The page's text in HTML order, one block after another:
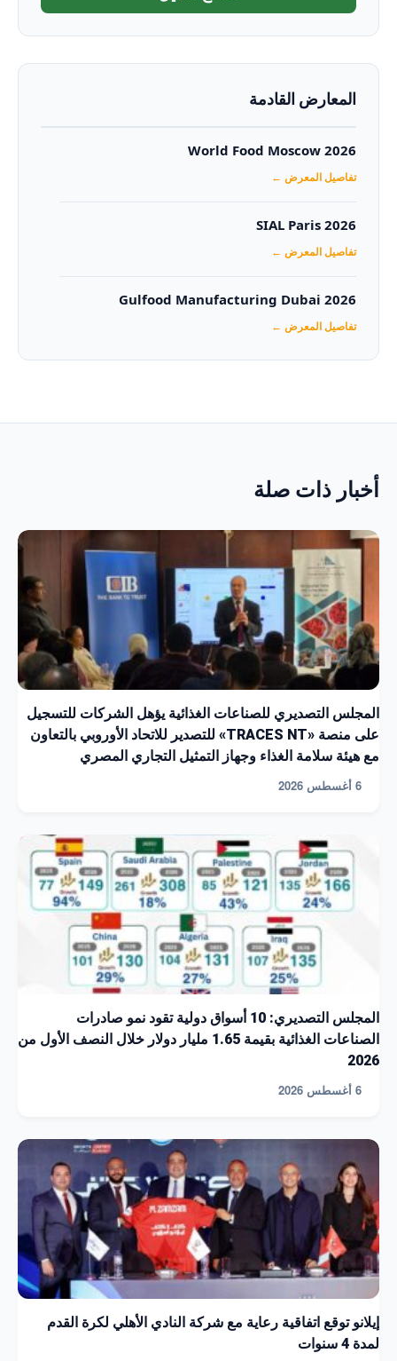
المعارض القادمة
World Food Moscow 2026
تفاصيل المعرض ←
SIAL Paris 2026
تفاصيل المعرض ←
Gulfood Manufacturing Dubai 2026‏
تفاصيل المعرض ←
أخبار ذات صلة
المجلس التصديري للصناعات الغذائية يؤهل الشركات للتسجيل
على منصة «TRACES NT» للتصدير للاتحاد الأوروبي بالتعاون
مع هيئة سلامة الغذاء وجهاز التمثيل التجاري المصري
6 أغسطس 2026
المجلس التصديري: 10 أسواق دولية تقود نمو صادرات
الصناعات الغذائية بقيمة 1.65 مليار دولار خلال النصف الأول من
2026
6 أغسطس 2026
إيلانو توقع اتفاقية رعاية مع شركة النادي الأهلي لكرة القدم
لمدة 4 سنوات